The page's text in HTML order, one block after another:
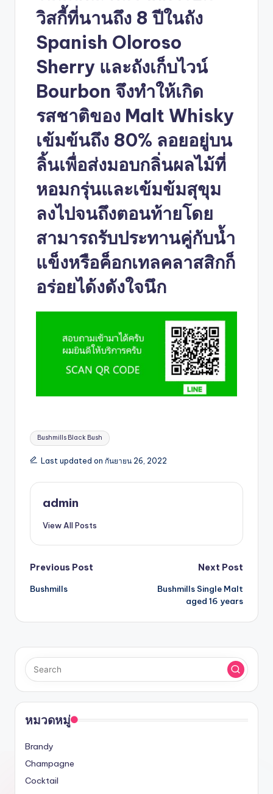
วิสกี้ที่นานถึง 8 ปีในถัง
Spanish Oloroso
Sherry และถังเก็บไวน์
Bourbon จึงทำให้เกิด
รสชาติของ Malt Whisky
เข้มข้นถึง 80% ลอยอยู่บน
ลิ้นเพื่อส่งมอบกลิ่นผลไม้ที่
หอมกรุ่นและเข้มข้มสุขุม
ลงไปจนถึงตอนท้ายโดย
สามารถรับประทานคู่กับน้ำ
แข็งหรือค็อกเทลคลาสสิกก็
อร่อยได้งดังใจนึก
Bushmills Black Bush
Last updated on กันยายน 26, 2022
admin
View All Posts
Previous Post
Bushmills
Next Post
Bushmills Single Malt
aged 16 years
หมวดหมู่
Brandy
Champagne
Cocktail